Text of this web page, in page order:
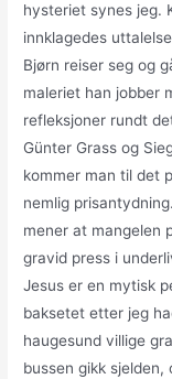
hysteriet synes jeg.
innklagedes
Bjørn reiser seg og
maleriet han jobber
refleksjoner rundt
Günter Grass og
kommer man til det
nemlig
mener at mangelen
gravid press i
Jesus er en mytisk
baksetet etter jeg
haugesund villige
bussen gikk